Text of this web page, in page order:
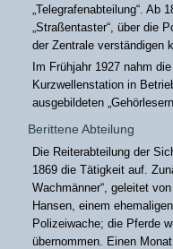
„Telegrafenabteilung“. Ab
„Straßentaster“, über die
der Zentrale verständigen
Im Frühjahr 1927 nahm
Kurzwellenstation in
ausgebildeten
Berittene Abteilung
Die Reiterabteilung der
1869 die Tätigkeit auf.
Wachmänner“, geleitet
Hansen, einem
Polizeiwache; die Pferde
übernommen. Einen